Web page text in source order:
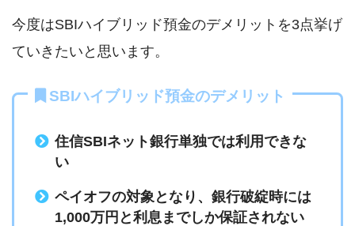
今度はSBIハイブリッド預金のデメリットを3点挙げ
ていきたいと思います。
SBIハイブリッド預金のデメリット
住信SBIネット銀行単独では利用できな
い
ペイオフの対象となり、銀行破綻時には
1,000万円と利息までしか保証されない